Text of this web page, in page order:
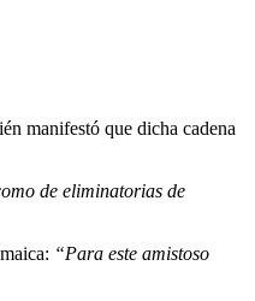
manifestó que dicha cadena
de eliminatorias de
“Para este amistoso